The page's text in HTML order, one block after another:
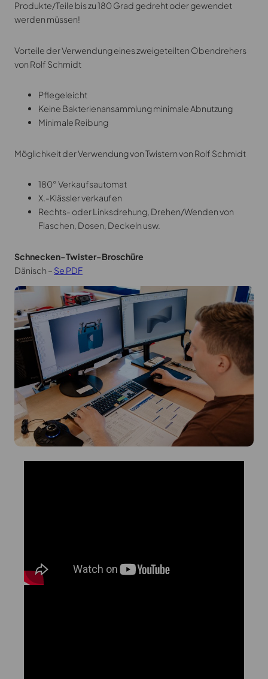
Produkte/Teile bis zu 180 Grad gedreht oder gewendet
werden müssen!
Vorteile der Verwendung eines zweigeteilten Obendrehers
von Rolf Schmidt
Pflegeleicht
Keine Bakterienansammlung minimale Abnutzung
Minimale Reibung
Möglichkeit der Verwendung von Twistern von Rolf Schmidt
180° Verkaufsautomat
X.-Klässler verkaufen
Rechts- oder Linksdrehung, Drehen/Wenden von
Flaschen, Dosen, Deckeln usw.
Schnecken-Twister-Broschüre
Dänisch – Se PDF